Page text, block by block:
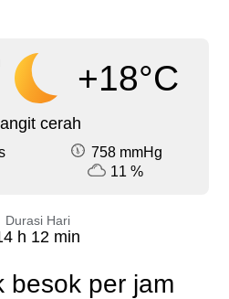
+18°C
cerah
758 mmHg
11 %
Durasi Hari
h 12 min
besok per jam